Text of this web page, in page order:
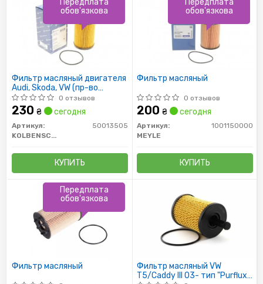
Фильтр масляный двигателя
Audi, Skoda, VW (пр-во
KOLBENSCHMIDT)0 отзывов
230 ₴ сегодня
Артикул:
50013505
KOLBENSCHMIDT
КУПИТЬ
обов'язкова
Фильтр масляный
0 отзывов
200 ₴ сегодня
Артикул:
1001150000
MEYLE
КУПИТЬ
обов'язкова
Фильтр масляный
Передплата
обов'язкова
Фильтр масляный VW
T5/Caddy III 03- тип "Purflux ",